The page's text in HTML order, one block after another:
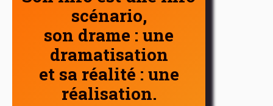
scénario,
son drame : une
dramatisation
et sa réalité : une
réalisation.